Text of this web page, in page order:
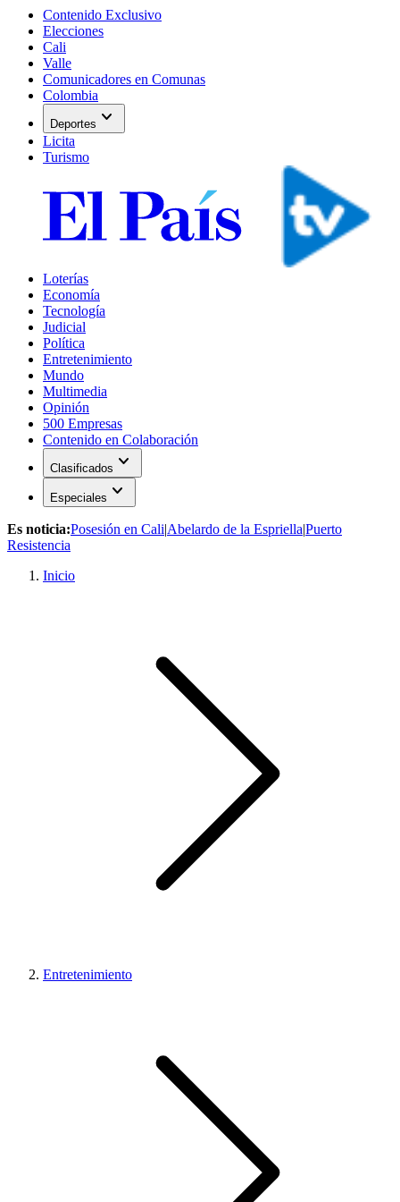
Contenido Exclusivo
Elecciones
Cali
Valle
Comunicadores en Comunas
Colombia
Deportes expand_more
Licita
Turismo
Loterías
Economía
Tecnología
Judicial
Política
Entretenimiento
Mundo
Multimedia
Opinión
500 Empresas
Contenido en Colaboración
Clasificados expand_more
Especiales expand_more
Es noticia:Posesión en Cali|Abelardo de la Espriella|Puerto
Resistencia
Inicio
Entretenimiento